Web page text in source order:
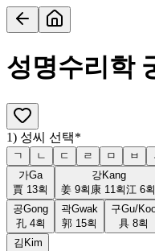
성명수리학
1) 성씨 선택*
ㄱ ㄴ ㄷ ㄹ ㅁ ㅂ
가Ga
賈 13획
강Kang
姜 9획 康 11 획江 6획
공Gong
孔 4획
곽Gwak
郭 15획
구Gu/
具 8획
김 Kim